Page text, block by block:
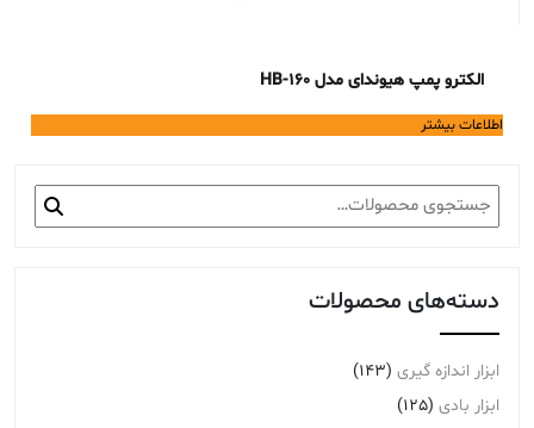
الکترو پمپ هیوندای مدل HB-160
اطلاعات بیشتر
جستجو
برای:
دسته‌های محصولات
ابزار اندازه گیری (143)
ابزار بادی (125)